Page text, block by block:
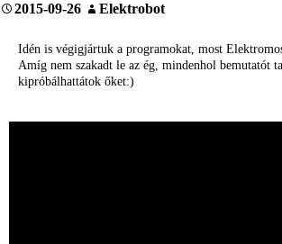
2015-09-26 Elektrobot
Idén is végigjártuk a programokat, most
Amíg nem szakadt le az ég, mindenhol bemutatót
kipróbálhattátok őket:)